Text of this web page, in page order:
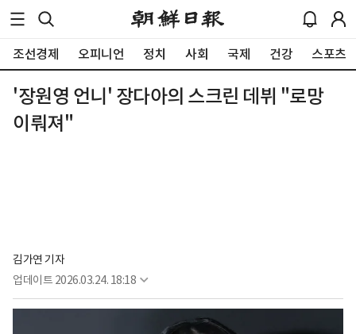
조선경제 오피니언 정치 사회 국제 건강 스포츠
'장원영 언니' 장다아의 스크린 데뷔 "로망
이뤄져"
김가연 기자
업데이트 2026.03.24. 18:18